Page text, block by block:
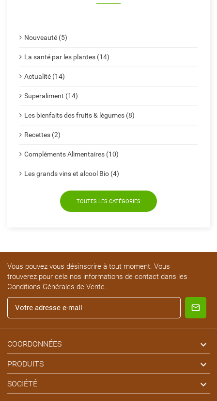
Nouveauté (5)
La santé par les plantes (14)
Actualité (14)
Superaliment (14)
Les bienfaits des fruits & légumes (8)
Recettes (2)
Compléments Alimentaires (10)
Les grands vins et alcool Bio (4)
TOUTES LES CATÉGORIES
Vous pouvez vous désinscrire à tout moment. Vous
trouverez pour cela nos informations de contact dans les
Conditions Générales de Vente.
COORDONNÉES 
PRODUITS 
SOCIÉTÉ 